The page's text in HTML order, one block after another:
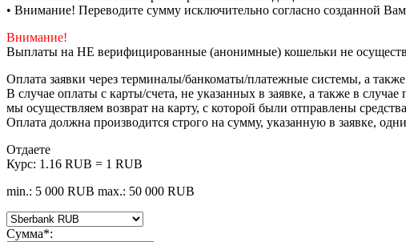
• Внимание! Переводите сумму исключительно согласно созданной
Внимание!
Выплаты на НЕ верифицированные (анонимные) кошельки не
Оплата заявки через терминалы/банкоматы/платежные системы, а
В случае оплаты с карты/счета, не указанных в заявке, а также в
мы осуществляем возврат на карту, с которой были отправлены
Оплата должна производится строго на сумму, указанную в заявке,
Отдаете
Курс: 1.16 RUB = 1 RUB
min.: 5 000 RUB max.: 50 000 RUB
Сумма*: